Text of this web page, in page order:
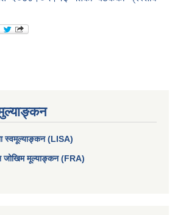
स्वमूल्याङ्कन (LISA)
जोखिम मूल्याङ्कन (FRA)